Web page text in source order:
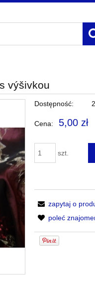
výšivkou
Dostępność:
Cena: 5,00 zł
szt.
zapytaj o
poleć